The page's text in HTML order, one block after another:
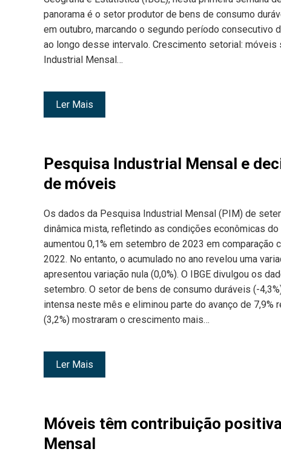
panorama é o setor produtor de bens de consumo
em outubro, marcando o segundo período consecutivo
ao longo desse intervalo. Crescimento setorial:
Industrial Mensal…
Ler Mais
Pesquisa Industrial Mensal e
de móveis
Os dados da Pesquisa Industrial Mensal (PIM) de
dinâmica mista, refletindo as condições econômicas
aumentou 0,1% em setembro de 2023 em
2022. No entanto, o acumulado no ano revelou uma
apresentou variação nula (0,0%). O IBGE divulgou os
setembro. O setor de bens de consumo duráveis (-
intensa neste mês e eliminou parte do avanço de 7,9%
(3,2%) mostraram o crescimento mais…
Ler Mais
Móveis têm contribuição
Mensal